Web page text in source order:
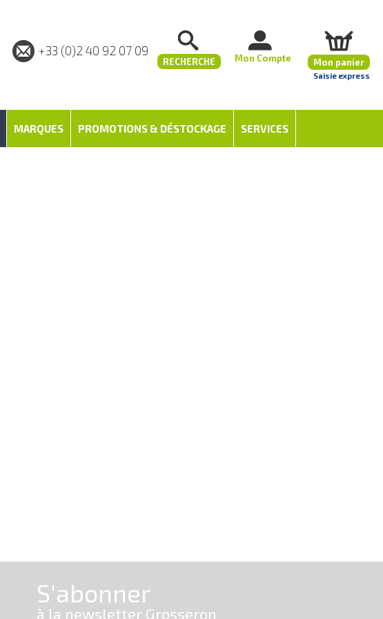
+33 (0)2 40 92 07 09
RECHERCHE Mon Compte Mon panier
Saisie express
MARQUES PROMOTIONS & DÉSTOCKAGE SERVICES